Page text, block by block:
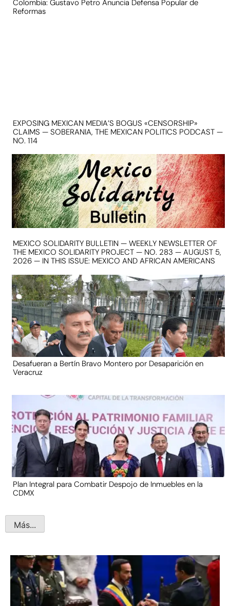
Colombia: Gustavo Petro Anuncia Defensa Popular de
Reformas
EXPOSING MEXICAN MEDIA’S BOGUS «CENSORSHIP»
CLAIMS — SOBERANIA, THE MEXICAN POLITICS PODCAST —
NO. 114
MEXICO SOLIDARITY BULLETIN — WEEKLY NEWSLETTER OF
THE MEXICO SOLIDARITY PROJECT — NO. 283 — AUGUST 5,
2026 — IN THIS ISSUE: MEXICO AND AFRICAN AMERICANS
Desafueran a Bertín Bravo Montero por Desaparición en
Veracruz
Plan Integral para Combatir Despojo de Inmuebles en la
CDMX
Más...